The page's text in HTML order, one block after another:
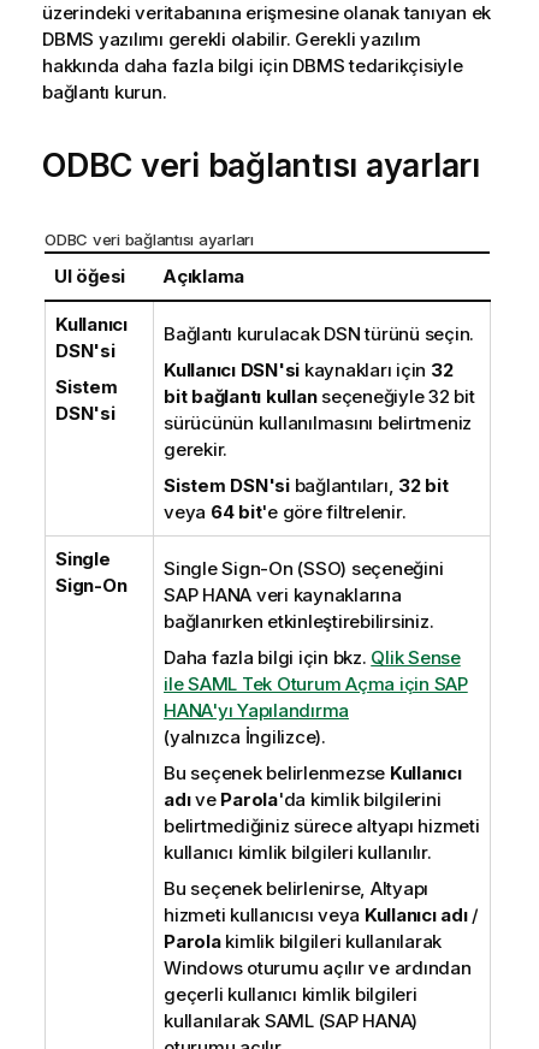
üzerindeki veritabanına erişmesine olanak tanıyan ek
DBMS yazılımı gerekli olabilir. Gerekli yazılım
hakkında daha fazla bilgi için DBMStedarikçisiyle
bağlantı kurun.
ODBC veri bağlantısı ayarları
ODBC veri bağlantısı ayarları
UI öğesi Açıklama
Kullanıcı
DSN'si
Sistem
DSN'si
Bağlantı kurulacak DSNtürünü seçin.
Kullanıcı DSN'si kaynakları için 32
bit bağlantı kullanseçeneğiyle 32 bit
sürücünün kullanılmasını belirtmeniz
gerekir.
Sistem DSN'sibağlantıları, 32 bit
veya 64 bit'e göre filtrelenir.
Single
Sign-On
Single Sign-On (SSO) seçeneğini
SAP HANA veri kaynaklarına
bağlanırken etkinleştirebilirsiniz.
Daha fazla bilgi için bkz. Qlik Sense
ile SAML Tek Oturum Açma için SAP
HANA'yı Yapılandırma
(yalnızca İngilizce).
Bu seçenek belirlenmezse Kullanıcı
adıve Parola'da kimlik bilgilerini
belirtmediğiniz sürece altyapı hizmeti
kullanıcı kimlik bilgileri kullanılır.
Bu seçenek belirlenirse, Altyapı
hizmeti kullanıcısı veya Kullanıcı adı/
Parolakimlik bilgileri kullanılarak
Windowsoturumu açılır ve ardından
geçerli kullanıcı kimlik bilgileri
kullanılarak SAML(SAP HANA)